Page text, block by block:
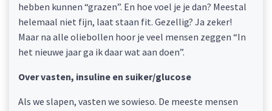
hebben kunnen “grazen”. En hoe voel je je dan? Meestal
helemaal niet fijn, laat staan fit. Gezellig? Ja zeker!
Maar na alle oliebollen hoor je veel mensen zeggen “In
het nieuwe jaar ga ik daar wat aan doen”.
Over vasten, insuline en suiker/glucose
Als we slapen, vasten we sowieso. De meeste mensen